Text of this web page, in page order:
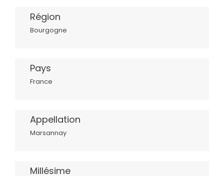
Région
Bourgogne
Pays
France
Appellation
Marsannay
Millésime